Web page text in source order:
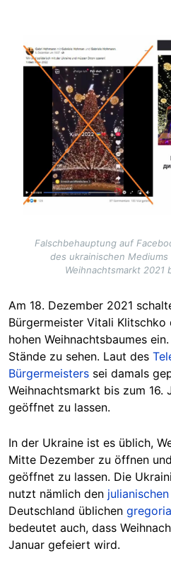
Image
Falschbehauptung auf
des ukrainischen
Weihnachtsmarkt
Am 18. Dezember 2021
Bürgermeister Vitali
hohen Weihnachtsbaumes
Stände zu sehen. Laut des
Bürgermeisters sei damals
Weihnachtsmarkt bis zum 16.
geöffnet zu lassen.
In der Ukraine ist es üblich,
Mitte Dezember zu öffnen
geöffnet zu lassen. Die
nutzt nämlich den
Deutschland üblichen
bedeutet auch, dass
Januar gefeiert wird.